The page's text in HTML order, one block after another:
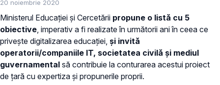
20 noiembrie 2020
Ministerul Educației și Cercetării propune o listă cu 5
obiective, imperativ a fi realizate în următorii ani în ceea ce
privește digitalizarea educației, și invită
operatorii/companiile IT, societatea civilă și mediul
guvernamental să contribuie la conturarea acestui proiect
de țară cu expertiza și propunerile proprii.